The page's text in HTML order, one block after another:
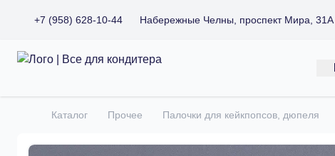
+7 (958) 628-10-44 Набережные Челны, проспект Мира, 31А
Все для кондитера
Главная
Каталог Прочее Палочки для кейкпопсов, дюпеля